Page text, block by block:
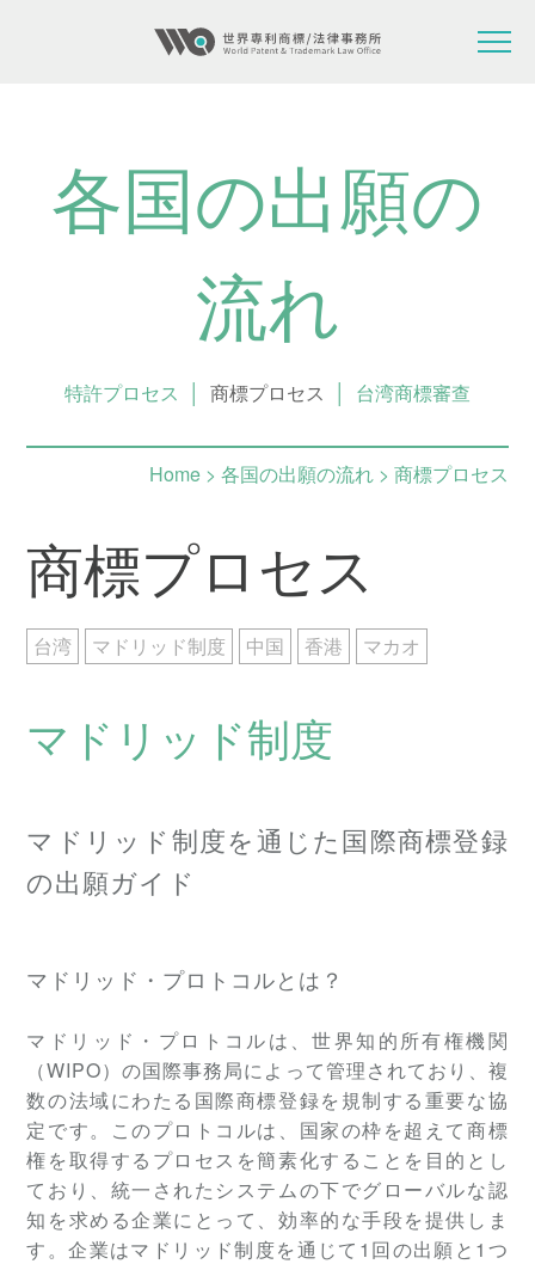
各国の出願の
流れ
特許プロセス 商標プロセス 台湾商標審查
Home> 各国の出願の流れ > 商標プロセス
商標プロセス
台湾 マドリッド制度 中国 香港 マカオ
マドリッド制度
マドリッド制度を通じた国際商標登録
の出願ガイド
マドリッド・プロトコルとは？
マドリッド・プロトコルは、世界知的所有権機関
（WIPO）の国際事務局によって管理されており、複
数の法域にわたる国際商標登録を規制する重要な協
定です。このプロトコルは、国家の枠を超えて商標
権を取得するプロセスを簡素化することを目的とし
ており、統一されたシステムの下でグローバルな認
知を求める企業にとって、効率的な手段を提供しま
す。企業はマドリッド制度を通じて1回の出願と1つ